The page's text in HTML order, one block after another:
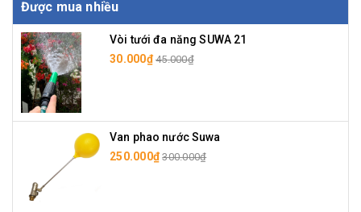
Được mua nhiều
Vòi tưới đa năng SUWA 21
30.000₫ 45.000₫
Van phao nước Suwa
250.000₫ 300.000₫